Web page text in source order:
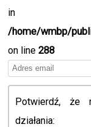
in
/home/wmbp/
on line288
Potwierdź, że
działania: